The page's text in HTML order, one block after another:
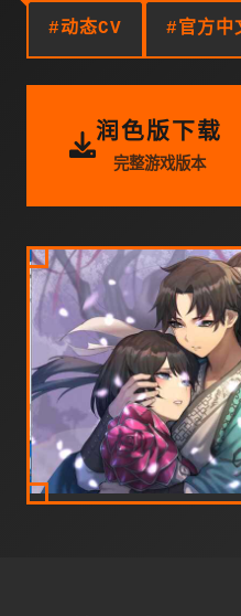
#动态CV #官方中
润色版下载
完整游戏版本